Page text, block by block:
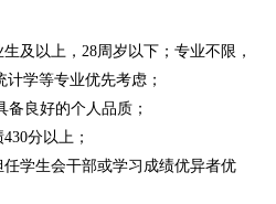
以上，28周岁以下；专业不限，
学等专业优先考虑；
良好的个人品质；
分以上；
学生会干部或学习成绩优异者优